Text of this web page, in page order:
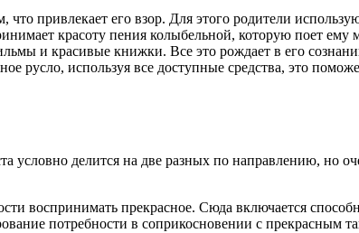
что привлекает его взор. Для этого родители
красоту пения колыбельной, которую поет
и красивые книжки. Все это рождает в его
русло, используя все доступные средства, это
условно делится на две разных по направлению,
воспринимать прекрасное. Сюда включается
потребности в соприкосновении с прекрасным